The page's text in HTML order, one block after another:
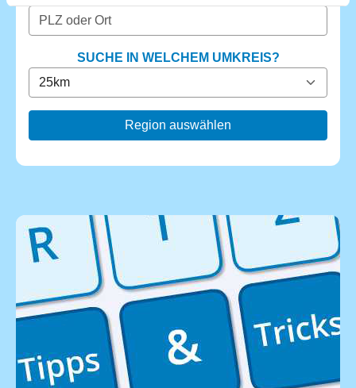
SUCHE IN WELCHEM UMKREIS?
Region auswählen